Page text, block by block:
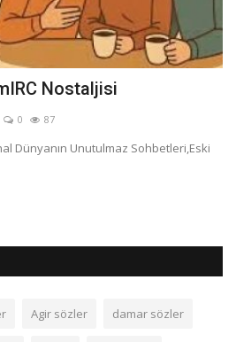
Nostaljisi
0 87
Dünyanın Unutulmaz Sohbetleri,Eski
Agir sözler damar sözler